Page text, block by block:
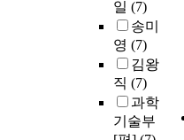
일 (7)
송미
영 (7)
김왕
직 (7)
과학
기술부